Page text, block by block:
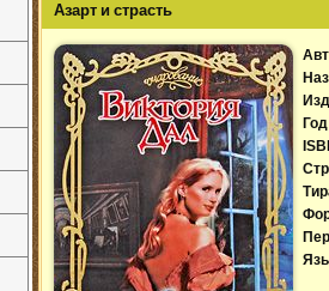
Азарт и страсть